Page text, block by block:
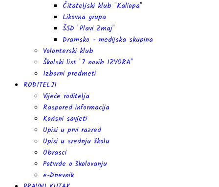
Čitateljski klub "Kaliopa"
Likovna grupa
ŠSD "Plavi Zmaj"
Dramsko - medijska skupina
Volonterski klub
Školski list "7 novih IZVORA"
Izborni predmeti
RODITELJI
Vijeće roditelja
Raspored informacija
Korisni savjeti
Upisi u prvi razred
Upisi u srednju školu
Obrasci
Potvrde o školovanju
e-Dnevnik